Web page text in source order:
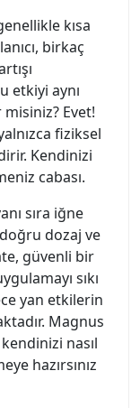
kısa
birkaç
etkiyi aynı
Evet!
fiziksel
Kendinizi
cabası.
sıra iğne
dozaj ve
güvenli bir
sıkı
yan etkilerin
Magnus
nasıl
hazırsınız